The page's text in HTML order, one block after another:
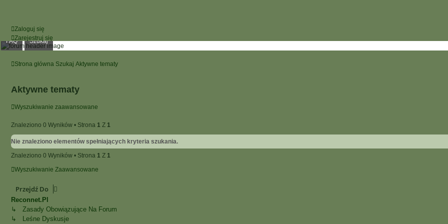
Zaloguj się
Zarejestruj się
FAQ Szukaj
Strona główna Szukaj Aktywne tematy
Aktywne tematy
Wyszukiwanie zaawansowane
Znaleziono 0 Wyników • Strona 1 Z 1
Nie znaleziono elementów spełniających kryteria szukania.
Znaleziono 0 Wyników • Strona 1 Z 1
Wyszukiwanie Zaawansowane
Przejdź Do
Reconnet.pl
↳ Zasady Obowiązujące Na Forum
↳ Leśne Dyskusje